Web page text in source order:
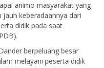
animo masyarakat yang
keberadaannya dari
didik pada saat
berpeluang besar
melayani peserta didik